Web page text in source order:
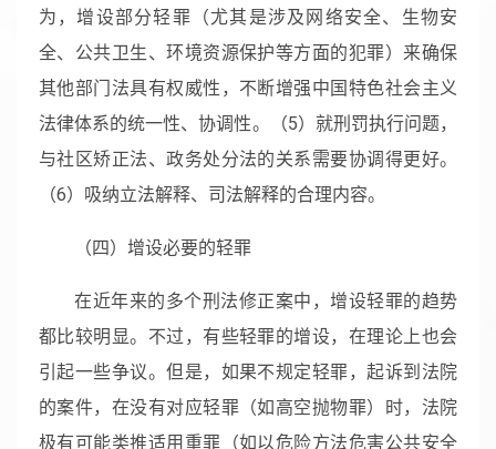
为，增设部分轻罪（尤其是涉及网络安全、生物安
全、公共卫生、环境资源保护等方面的犯罪）来确保
其他部门法具有权威性，不断增强中国特色社会主义
法律体系的统一性、协调性。（5）就刑罚执行问题，
与社区矫正法、政务处分法的关系需要协调得更好。
（6）吸纳立法解释、司法解释的合理内容。
（四）增设必要的轻罪
在近年来的多个刑法修正案中，增设轻罪的趋势
都比较明显。不过，有些轻罪的增设，在理论上也会
引起一些争议。但是，如果不规定轻罪，起诉到法院
的案件，在没有对应轻罪（如高空抛物罪）时，法院
极有可能类推适用重罪（如以危险方法危害公共安全